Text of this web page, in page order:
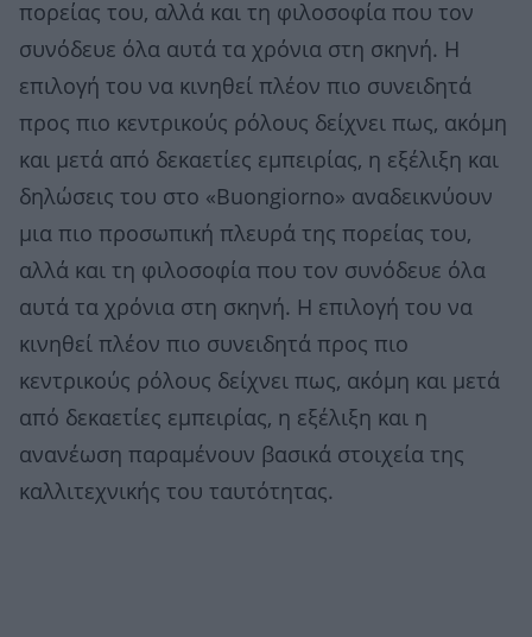
πορείας του, αλλά και τη φιλοσοφία που τον
συνόδευε όλα αυτά τα χρόνια στη σκηνή. Η
επιλογή του να κινηθεί πλέον πιο συνειδητά
προς πιο κεντρικούς ρόλους δείχνει πως, ακόμη
και μετά από δεκαετίες εμπειρίας, η εξέλιξη και
δηλώσεις του στο «Buongiorno» αναδεικνύουν
μια πιο προσωπική πλευρά της πορείας του,
αλλά και τη φιλοσοφία που τον συνόδευε όλα
αυτά τα χρόνια στη σκηνή. Η επιλογή του να
κινηθεί πλέον πιο συνειδητά προς πιο
κεντρικούς ρόλους δείχνει πως, ακόμη και μετά
από δεκαετίες εμπειρίας, η εξέλιξη και η
ανανέωση παραμένουν βασικά στοιχεία της
καλλιτεχνικής του ταυτότητας.